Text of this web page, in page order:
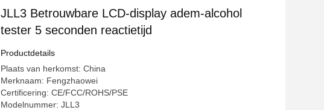
JLL3 Betrouwbare LCD-display adem-alcohol
tester 5 seconden reactietijd
Productdetails
Plaats van herkomst: China
Merknaam: Fengzhaowei
Certificering: CE/FCC/ROHS/PSE
Modelnummer: JLL3